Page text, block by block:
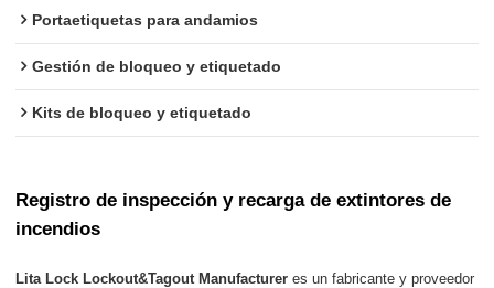
Portaetiquetas para andamios
Gestión de bloqueo y etiquetado
Kits de bloqueo y etiquetado
Registro de inspección y recarga de extintores de
incendios
Lita Lock Lockout&Tagout Manufacturer es un fabricante y proveedor